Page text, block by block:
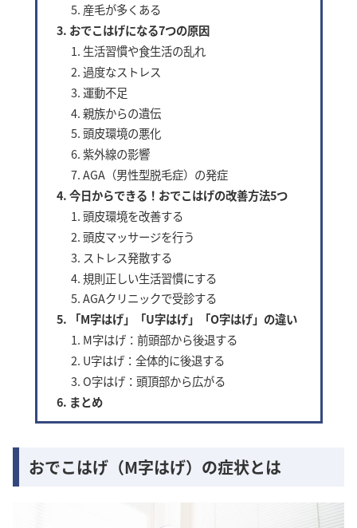
産毛が多くある
おでこはげになる7つの原因
生活習慣や食生活の乱れ
過度なストレス
運動不足
親族からの遺伝
頭皮環境の悪化
紫外線の影響
AGA（男性型脱毛症）の発症
今日からできる！おでこはげの改善方法5つ
頭皮環境を改善する
頭皮マッサージを行う
ストレス発散する
規則正しい生活習慣にする
AGAクリニックで受診する
「M字はげ」「U字はげ」「O字はげ」の違い
M字はげ：前頭部から後退する
U字はげ：全体的に後退する
O字はげ：頭頂部から広がる
まとめ
おでこはげ（M字はげ）の症状とは